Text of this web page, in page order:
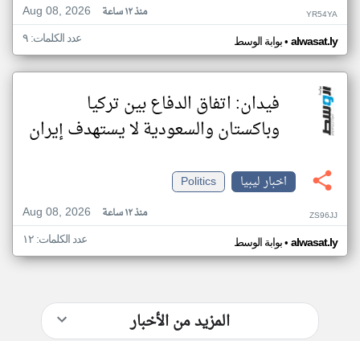
Aug 08, 2026
منذ ١٢ ساعة YR54YA
بوابة الوسط• alwasat.ly عدد الكلمات: ٩
فيدان: اتفاق الدفاع بين تركيا
وباكستان والسعودية لا يستهدف إيران
اخبار ليبيا
Politics
Aug 08, 2026
منذ ١٢ ساعة ZS96JJ
بوابة الوسط• alwasat.ly عدد الكلمات: ١٢
المزيد من الأخبار